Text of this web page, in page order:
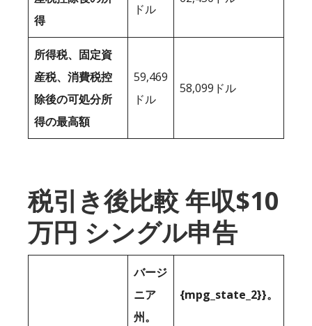
得
ドル
所得税、固定資
産税、消費税控
除後の可処分所
得の最高額
59,469
ドル
58,099ドル
税引き後比較 年収$10
万円 シングル申告
バージ
ニア
州。
{mpg_state_2}}。